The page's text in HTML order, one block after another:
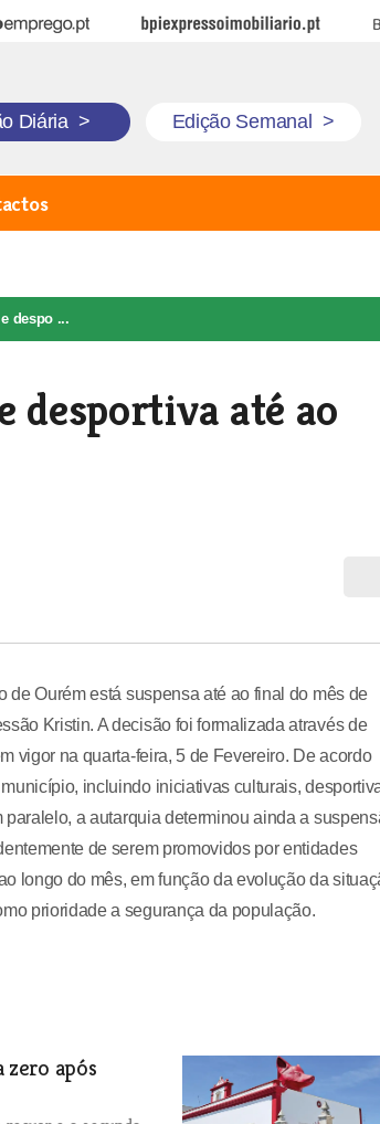
BPI Expresso Imobiliário
Diária > Edição Semanal >
despo ...
desportiva até ao
Ourém está suspensa até ao final do mês de
Kristin. A decisão foi formalizada através de
vigor na quarta-feira, 5 de Fevereiro. De acordo
incluindo iniciativas culturais,
a autarquia determinou ainda a
de serem promovidos por entidades
longo do mês, em função da evolução da
prioridade a segurança da população.
zero após